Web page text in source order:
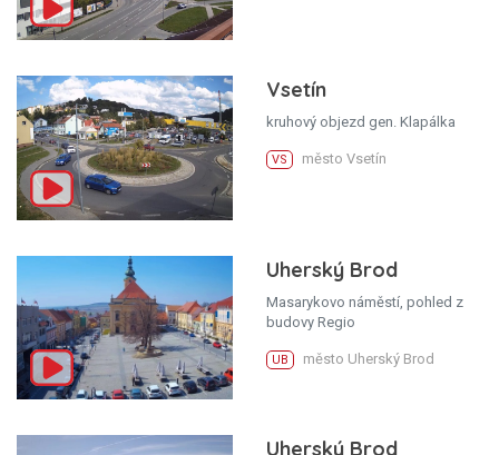
Vsetín
kruhový objezd gen. Klapálka
VS město Vsetín
Uherský Brod
Masarykovo náměstí, pohled z
budovy Regio
UB město Uherský Brod
Uherský Brod